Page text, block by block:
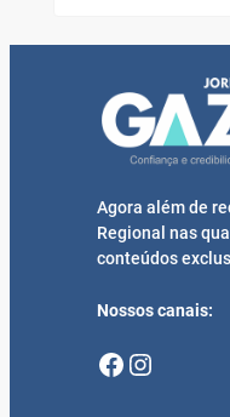
Agora além de
Regional nas
conteúdos
Nossos canais:
Facebook Instagram